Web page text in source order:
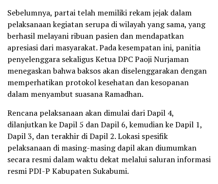
Sebelumnya, partai telah memiliki rekam jejak dalam
pelaksanaan kegiatan serupa di wilayah yang sama, yang
berhasil melayani ribuan pasien dan mendapatkan
apresiasi dari masyarakat. Pada kesempatan ini, panitia
penyelenggara sekaligus Ketua DPC Paoji Nurjaman
menegaskan bahwa baksos akan diselenggarakan dengan
memperhatikan protokol kesehatan dan kesopanan
dalam menyambut suasana Ramadhan.
Rencana pelaksanaan akan dimulai dari Dapil 4,
dilanjutkan ke Dapil 5 dan Dapil 6, kemudian ke Dapil 1,
Dapil 3, dan terakhir di Dapil 2. Lokasi spesifik
pelaksanaan di masing-masing dapil akan diumumkan
secara resmi dalam waktu dekat melalui saluran informasi
resmi PDI-P Kabupaten Sukabumi.